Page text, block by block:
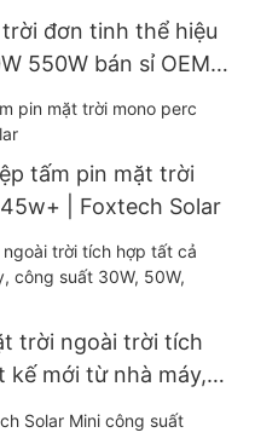
đơn tinh thể hiệu
550W bán sỉ OEM
tấm pin mặt trời
| Foxtech Solar
trời ngoài trời tích
mới từ nhà máy,
120W, đạt chuẩn